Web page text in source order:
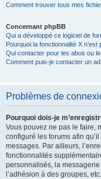
Comment trouver tous mes
Concernant phpBB
Qui a développé ce logiciel de
Pourquoi la fonctionnalité X n’est
Qui contacter pour les abus ou
Comment puis-je contacter un
Problèmes de
Pourquoi dois-je
Vous pouvez ne pas le faire,
configuré les forums afin
messages. Par ailleurs,
fonctionnalités
personnalisés, la messagerie
l’adhésion à des groupes,